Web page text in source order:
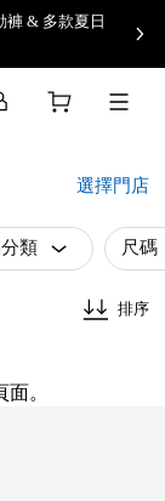
褲 & 多款夏日
選擇門店
類 尺碼
排序
。